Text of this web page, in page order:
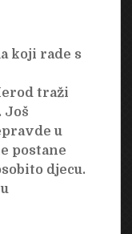
koji rade s
traži
Još
u
postane
djecu.